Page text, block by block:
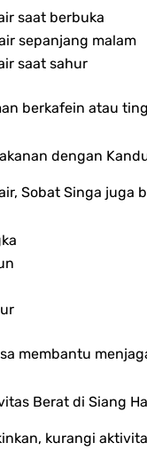
saat berbuka
sepanjang malam
saat sahur
berkafein atau
dengan
Sobat Singa juga
membantu
Berat di Siang
kurangi